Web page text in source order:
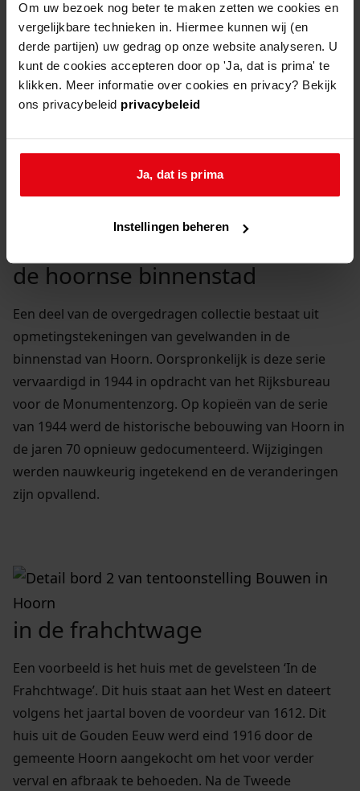
Om uw bezoek nog beter te maken zetten we cookies en
vergelijkbare technieken in. Hiermee kunnen wij (en
derde partijen) uw gedrag op onze website analyseren. U
kunt de cookies accepteren door op 'Ja, dat is prima' te
klikken. Meer informatie over cookies en privacy? Bekijk
ons privacybeleid privacybeleid
Ja, dat is prima
Instellingen beheren
bouwtekeningenarchief
In 2019 heeft de gemeente Hoorn een bijzondere
collectie tekeningen aan het Westfries Archief
overgedragen. Het betreft een verzameling
stadsplattegronden uit de 20e eeuw.
de hoornse binnenstad
Een deel van de overgedragen collectie bestaat uit
opmetingstekeningen van gevelwanden in de
binnenstad van Hoorn. Oorspronkelijk is deze serie
vervaardigd in 1944 in opdracht van het Rijksbureau
voor de Monumentenzorg. Op kopieën van de serie
van 1944 werd de historische bebouwing van Hoorn in
de jaren 70 opnieuw gedocumenteerd. Wijzigingen
werden nauwkeurig ingetekend en de veranderingen
zijn opvallend.
in de frahchtwage
Een voorbeeld is het huis met de gevelsteen ‘In de
Frahchtwage’. Dit huis staat aan het West en dateert
volgens het jaartal boven de voordeur van 1612. Dit
huis uit de Gouden Eeuw werd eind 1916 door de
gemeente Hoorn aangekocht om het voor verder
verval en afbraak te behoeden. Na de Tweede